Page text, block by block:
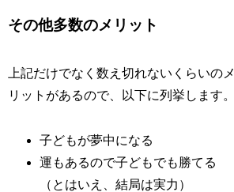
その他多数のメリット
上記だけでなく数え切れないくらいのメ
リットがあるので、以下に列挙します。
子どもが夢中になる
運もあるので子どもでも勝てる
（とはいえ、結局は実力）